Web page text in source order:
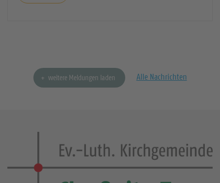
weitere Meldungen laden Alle Nachrichten